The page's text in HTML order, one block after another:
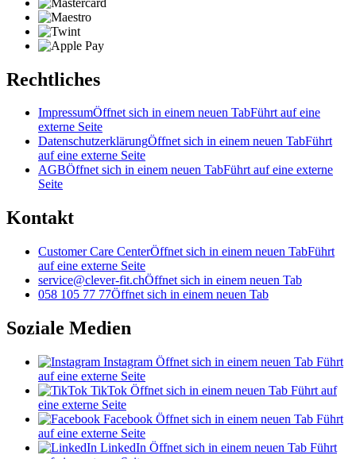
Rechtliches
ImpressumÖffnet sich in einem neuen TabFührt auf eine
externe Seite
DatenschutzerklärungÖffnet sich in einem neuen TabFührt
auf eine externe Seite
AGBÖffnet sich in einem neuen TabFührt auf eine externe
Seite
Kontakt
Customer Care CenterÖffnet sich in einem neuen TabFührt
auf eine externe Seite
service@clever-fit.chÖffnet sich in einem neuen Tab
058 105 77 77Öffnet sich in einem neuen Tab
Soziale Medien
Instagram Öffnet sich in einem neuen Tab Führt
auf eine externe Seite
TikTok Öffnet sich in einem neuen Tab Führt auf
eine externe Seite
Facebook Öffnet sich in einem neuen Tab Führt
auf eine externe Seite
LinkedIn Öffnet sich in einem neuen Tab Führt